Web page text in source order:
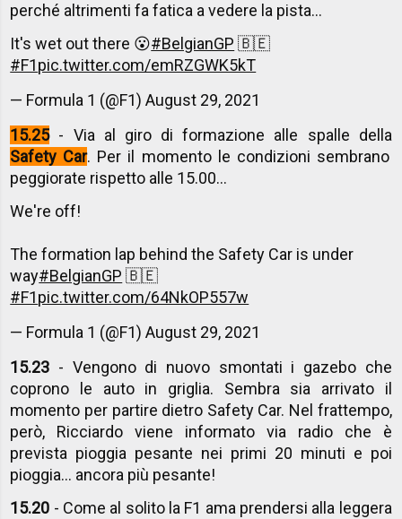
perché altrimenti fa fatica a vedere la pista...
It's wet out there 😮#BelgianGP 🇧🇪
#F1pic.twitter.com/emRZGWK5kT
— Formula 1 (@F1)August 29, 2021
15.25- Via al giro di formazione alle spalle della
Safety Car. Per il momento le condizioni sembrano
peggiorate rispetto alle 15.00...
We're off!
The formation lap behind the Safety Car is under
way#BelgianGP 🇧🇪
#F1pic.twitter.com/64NkOP557w
— Formula 1 (@F1)August 29, 2021
15.23 - Vengono di nuovo smontati i gazebo che
coprono le auto in griglia. Sembra sia arrivato il
momento per partire dietro Safety Car. Nel frattempo,
però, Ricciardo viene informato via radio che è
prevista pioggia pesante nei primi 20 minuti e poi
pioggia... ancora più pesante!
15.20 - Come al solito la F1 ama prendersi alla leggera